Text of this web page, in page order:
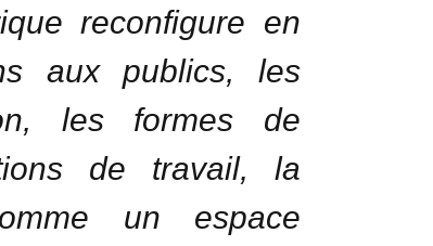
reconfigure en
aux publics, les
les formes de
de travail, la
un espace